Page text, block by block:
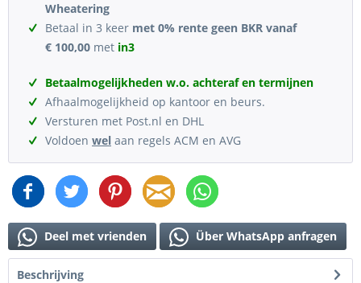
Wheatering
Betaal in 3 keer met 0% rente geen BKR vanaf
€ 100,00 met in3
Betaalmogelijkheden w.o. achteraf en termijnen
Afhaalmogelijkheid op kantoor en beurs.
Versturen met Post.nl en DHL
Voldoen wel aan regels ACM en AVG
Deel met vrienden Über WhatsApp anfragen
Beschrijving